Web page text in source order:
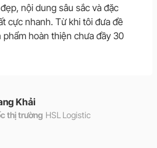
nội dung sâu sắc và đặc
cực nhanh. Từ khi tôi đưa đề
phẩm hoàn thiện chưa đầy 30
Khải
thị trường HSL Logistic